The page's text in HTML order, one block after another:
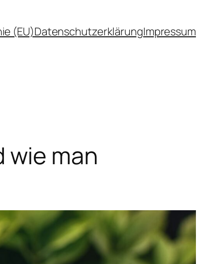
(EU)DatenschutzerklärungImpressum
wie man